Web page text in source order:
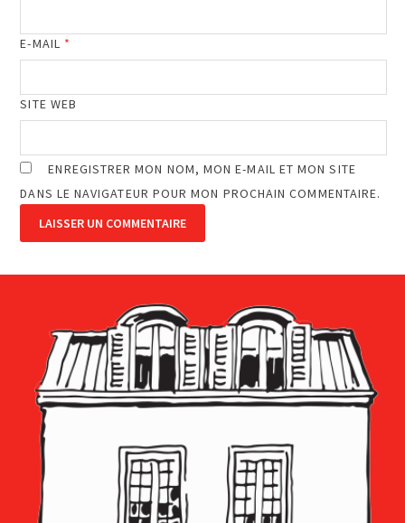
E-MAIL *
SITE WEB
ENREGISTRER MON NOM, MON E-MAIL ET MON SITE
DANS LE NAVIGATEUR POUR MON PROCHAIN COMMENTAIRE.